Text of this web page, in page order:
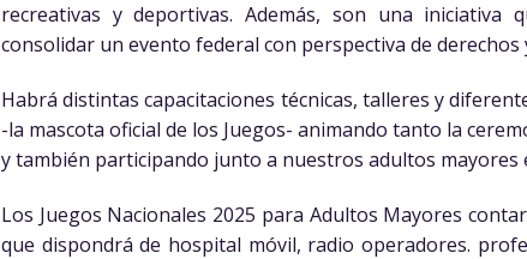
recreativas y deportivas. Además, son una
consolidar un evento federal con perspectiva de derechos
Habrá distintas capacitaciones técnicas, talleres y
-la mascota oficial de los Juegos- animando tanto la
y también participando junto a nuestros adultos mayores
Los Juegos Nacionales 2025 para Adultos Mayores
que dispondrá de hospital móvil, radio operadores.